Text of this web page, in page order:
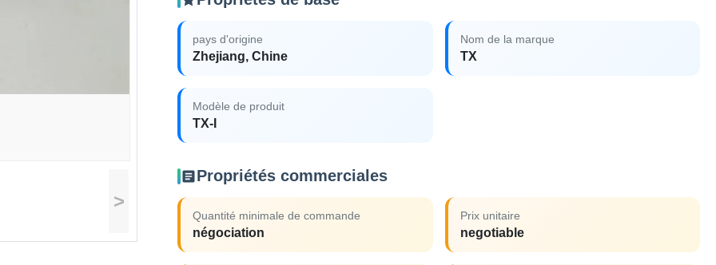
>
pays d'origine
Zhejiang, Chine
Nom de la marque
TX
Modèle de produit
TX-I
Propriétés commerciales
Quantité minimale de commande
négociation
Prix unitaire
negotiable